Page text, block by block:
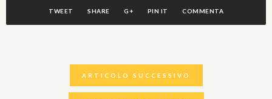
TWEET SHARE G+ PIN IT COMMENTA
ARTICOLO SUCCESSIVO